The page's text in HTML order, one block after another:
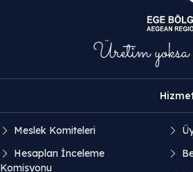
Meslek Komiteleri
Hesapları İnceleme
Komisyonu